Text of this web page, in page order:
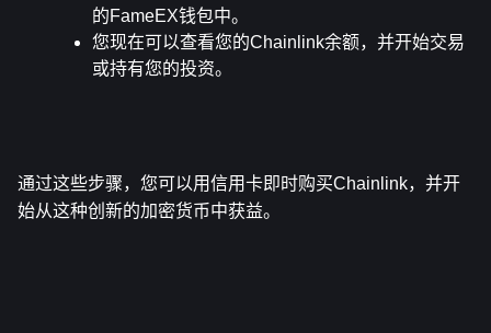
的FameEX钱包中。
您现在可以查看您的Chainlink余额，并开始交易
或持有您的投资。
通过这些步骤，您可以用信用卡即时购买Chainlink，并开
始从这种创新的加密货币中获益。